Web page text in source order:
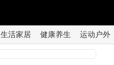
生活家居 健康养生 运动户外